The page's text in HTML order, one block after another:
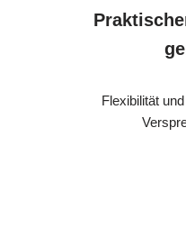
Flexibilität